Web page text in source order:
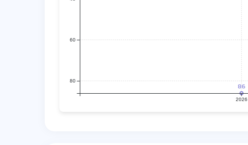
86
2026
80
60